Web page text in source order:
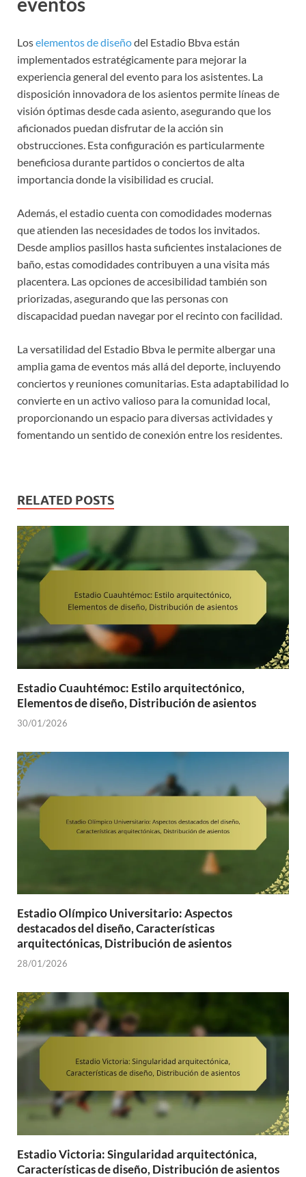
Loselementos de diseñodel Estadio Bbva están
implementados estratégicamente para mejorar la
experiencia general del evento para los asistentes. La
disposición innovadora de los asientos permite líneas de
visión óptimas desde cada asiento, asegurando que los
aficionados puedan disfrutar de la acción sin
obstrucciones. Esta configuración es particularmente
beneficiosa durante partidos o conciertos de alta
importancia donde la visibilidad es crucial.
Además, el estadio cuenta con comodidades modernas
que atienden las necesidades de todos los invitados.
Desde amplios pasillos hasta suficientes instalaciones de
baño, estas comodidades contribuyen a una visita más
placentera. Las opciones de accesibilidad también son
priorizadas, asegurando que las personas con
discapacidad puedan navegar por el recinto con facilidad.
La versatilidad del Estadio Bbva le permite albergar una
amplia gama de eventos más allá del deporte, incluyendo
conciertos y reuniones comunitarias. Esta adaptabilidad lo
convierte en un activo valioso para la comunidad local,
proporcionando un espacio para diversas actividades y
fomentando un sentido de conexión entre los residentes.
RELATED POSTS
Estadio Cuauhtémoc: Estilo arquitectónico,
Elementos de diseño, Distribución de asientos
30/01/2026
Estadio Olímpico Universitario: Aspectos
destacados del diseño, Características
arquitectónicas, Distribución de asientos
28/01/2026
Estadio Victoria: Singularidad arquitectónica,
Características de diseño, Distribución de asientos